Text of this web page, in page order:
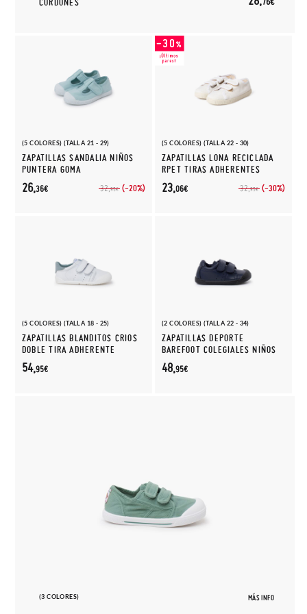
CORDONES
(5 COLORES) (TALLA 21 - 29)
ZAPATILLAS SANDALIA NIÑOS
PUNTERA GOMA
32,95€ (-20%)
26,36€
(5 COLORES) (TALLA 22 - 30)
ZAPATILLAS LONA RECICLADA
RPET TIRAS ADHERENTES
32,95€ (-30%)
23,06€
(5 COLORES) (TALLA 18 - 25)
ZAPATILLAS BLANDITOS CRIOS
DOBLE TIRA ADHERENTE
54,95€
(2 COLORES) (TALLA 22 - 34)
ZAPATILLAS DEPORTE
BAREFOOT COLEGIALES NIÑOS
48,95€
(3 COLORES) MÁS INFO